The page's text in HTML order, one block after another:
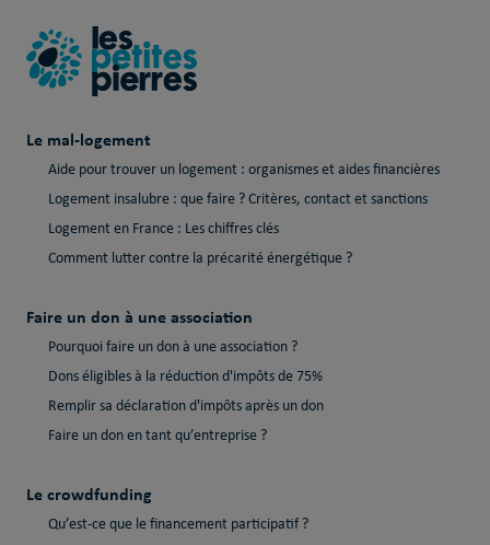
Le mal-logement
Aide pour trouver un logement : organismes et aides financières
Logement insalubre : que faire ? Critères, contact et sanctions
Logement en France : Les chiffres clés
Comment lutter contre la précarité énergétique ?
Faire un don à une association
Pourquoi faire un don à une association ?
Dons éligibles à la réduction d'impôts de 75%
Remplir sa déclaration d'impôts après un don
Faire un don en tant qu’entreprise ?
Le crowdfunding
Qu’est-ce que le financement participatif ?